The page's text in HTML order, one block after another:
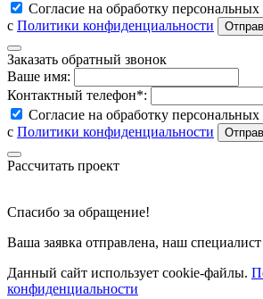
Согласие на обработку
с Политики конфиденциальности
Заказать обратный звонок
Ваше имя:
Контактный телефон*:
Согласие на обработку
с Политики конфиденциальности
Рассчитать проект
Спасибо за обращение!
Ваша заявка отправлена, наш
Данный сайт использует cookie-файлы.
конфиденциальности